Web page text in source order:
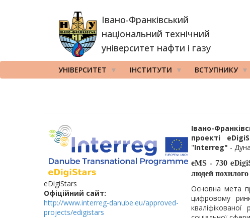
Івано-Франківський
національний технічний
університет нафти і газу
УНІВЕРСИТЕТ ІНСТИТУТИ ВСТУПНИКУ
eDigiStars
Офіційний сайт:
http://www.interreg-danube.eu/approved-
projects/edigistars
Івано-
проекті
"Interreg" -
eMS - 730
людей похилого
Основна мета
цифровому